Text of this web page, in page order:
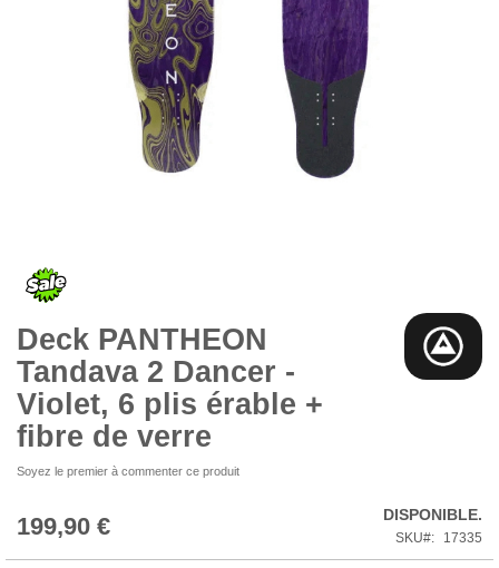
beginning
of
images
Deck PANTHEON
Tandava 2 Dancer -
Violet, 6 plis érable +
fibre de verre
Soyez le premier à commenter ce produit
199,90 € DISPONIBLE.
SKU 17335